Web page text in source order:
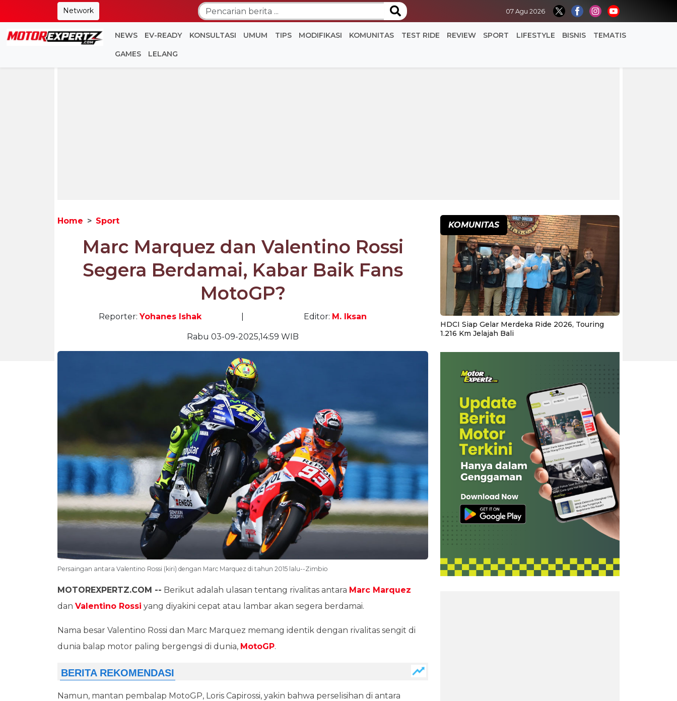
Network 07 Agu 2026
NEWS EV-READY KONSULTASI UMUM TIPS MODIFIKASI KOMUNITAS TEST RIDE REVIEW SPORT LIFESTYLE BISNIS TEMATIS
GAMES LELANG
Home Sport
Marc Marquez dan Valentino Rossi
Segera Berdamai, Kabar Baik Fans
MotoGP?
Reporter:Yohanes Ishak Editor: M. Iksan
Rabu 03-09-2025,14:59 WIB
Persaingan antara Valentino Rossi (kiri) dengan Marc Marquez di tahun 2015 lalu--Zimbio
MOTOREXPERTZ.COM -- Berikut adalah ulasan tentang rivalitas antara Marc Marquez
dan Valentino Rossi yang diyakini cepat atau lambar akan segera berdamai.
Nama besar Valentino Rossi dan Marc Marquez memang identik dengan rivalitas sengit di
dunia balap motor paling bergengsi di dunia, MotoGP.
Namun, mantan pembalap MotoGP, Loris Capirossi, yakin bahwa perselisihan di antara
KOMUNITAS
HDCI Siap Gelar Merdeka Ride 2026, Touring
1.216 Km Jelajah Bali